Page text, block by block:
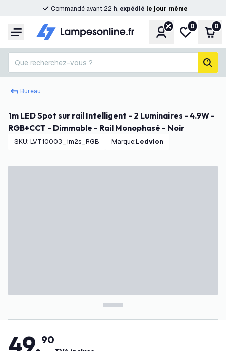
Commandé avant 22 h, expédié le jour même
Menu CompteMa liste de
0 0
Que recherchez-vous ?
Bureau
1m LED Spot sur rail Intelligent - 2 Luminaires - 4.9W -
RGB+CCT - Dimmable - Rail Monophasé - Noir
SKU: LVT10003_1m2s_RGB Marque: Ledvion
49,90